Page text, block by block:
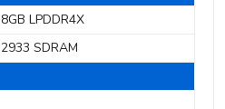
8GB LPDDR4X
2933 SDRAM